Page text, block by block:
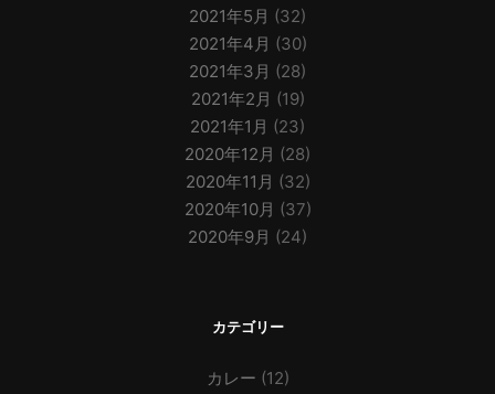
2021年5月 (32)
2021年4月 (30)
2021年3月 (28)
2021年2月 (19)
2021年1月 (23)
2020年12月 (28)
2020年11月 (32)
2020年10月 (37)
2020年9月 (24)
カテゴリー
カレー (12)